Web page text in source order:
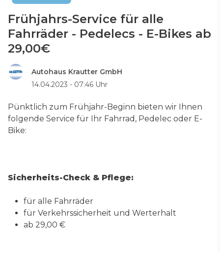
Frühjahrs-Service für alle
Fahrräder - Pedelecs - E-Bikes ab
29,00€
Autohaus Krautter GmbH
14.04.2023 - 07:46 Uhr
Pünktlich zum Frühjahr-Beginn bieten wir Ihnen
folgende Service für Ihr Fahrrad, Pedelec oder E-
Bike:
Sicherheits-Check & Pflege:
für alle Fahrräder
für Verkehrssicherheit und Werterhalt
ab 29,00 €